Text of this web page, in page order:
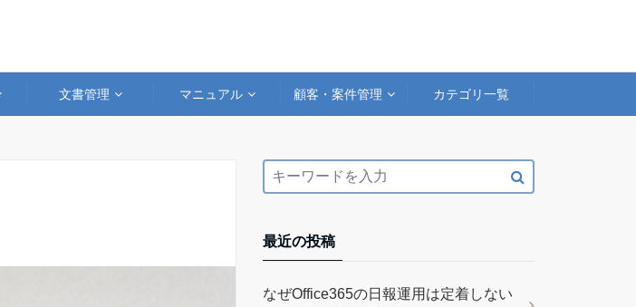
文書管理 マニュアル 顧客・案件管理 カテゴリ一覧
最近の投稿
なぜOffice365の日報運用は定着しない